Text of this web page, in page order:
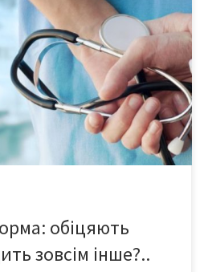
села Ясено, що на
Отілія ФЕДОРЕНКО, мати 18-
на те, що вона мусить тепер
процедури до амбулаторії села
робилося на ФАПі села Ясено. – У
народження. Він щойно […]
обіцяють
зовсім інше?..